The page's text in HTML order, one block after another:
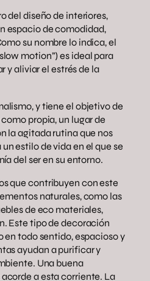
del diseño de interiores,
espacio de comodidad,
su nombre lo indica, el
motion”) es ideal para
y aliviar el estrés de la
y tiene el objetivo de
propia, un lugar de
la agitada rutina que nos
estilo de vida en el que se
del ser en su entorno.
que contribuyen con este
naturales, como las
de eco materiales,
Este tipo de decoración
en todo sentido, espacioso y
ayudan a purificar y
Una buena
a esta corriente. La